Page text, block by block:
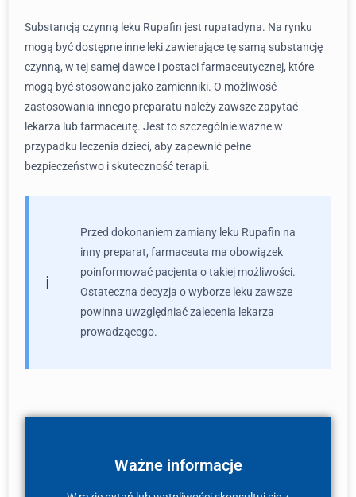
Substancją czynną leku Rupafin jest rupatadyna. Na rynku
mogą być dostępne inne leki zawierające tę samą substancję
czynną, w tej samej dawce i postaci farmaceutycznej, które
mogą być stosowane jako zamienniki. O możliwość
zastosowania innego preparatu należy zawsze zapytać
lekarza lub farmaceutę. Jest to szczególnie ważne w
przypadku leczenia dzieci, aby zapewnić pełne
bezpieczeństwo i skuteczność terapii.
Przed dokonaniem zamiany leku Rupafin na
inny preparat, farmaceuta ma obowiązek
poinformować pacjenta o takiej możliwości.
Ostateczna decyzja o wyborze leku zawsze
powinna uwzględniać zalecenia lekarza
prowadzącego.
Ważne informacje